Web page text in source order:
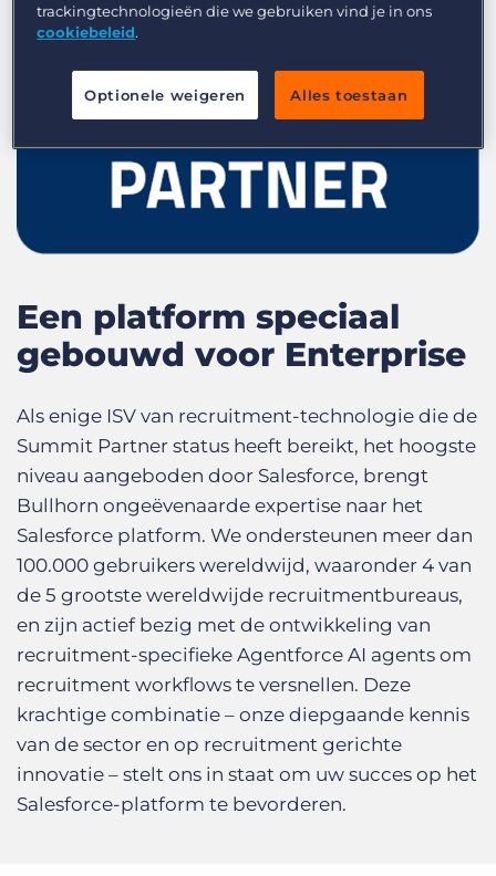
Een platform speciaal
gebouwd voor Enterprise
Als enige ISV van recruitment-technologie die de
Summit Partner status heeft bereikt, het hoogste
niveau aangeboden door Salesforce, brengt
Bullhorn ongeëvenaarde expertise naar het
Salesforce platform. We ondersteunen meer dan
100.000 gebruikers wereldwijd, waaronder 4 van
de 5 grootste wereldwijde recruitmentbureaus,
en zijn actief bezig met de ontwikkeling van
recruitment-specifieke Agentforce AI agents om
recruitment workflows te versnellen. Deze
krachtige combinatie – onze diepgaande kennis
van de sector en op recruitment gerichte
innovatie – stelt ons in staat om uw succes op het
Salesforce-platform te bevorderen.
trackingtechnologieën die we gebruiken vind je in ons
cookiebeleid.
Optionele weigeren Alles toestaan